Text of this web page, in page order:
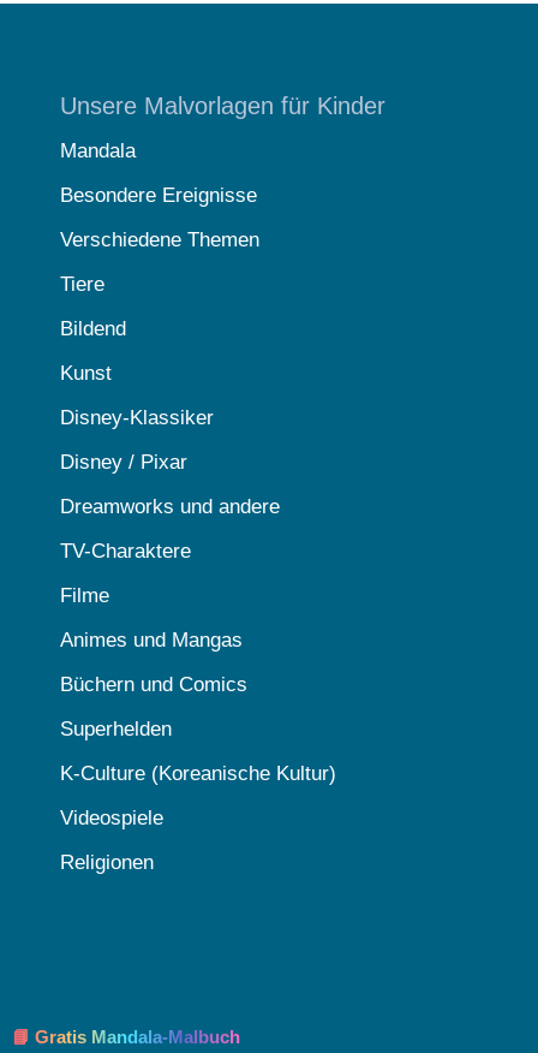
Unsere Malvorlagen für Kinder
Mandala
Besondere Ereignisse
Verschiedene Themen
Tiere
Bildend
Kunst
Disney-Klassiker
Disney / Pixar
Dreamworks und andere
TV-Charaktere
Filme
Animes und Mangas
Büchern und Comics
Superhelden
K-Culture (Koreanische Kultur)
Videospiele
Religionen
📘 Gratis Mandala-Malbuch